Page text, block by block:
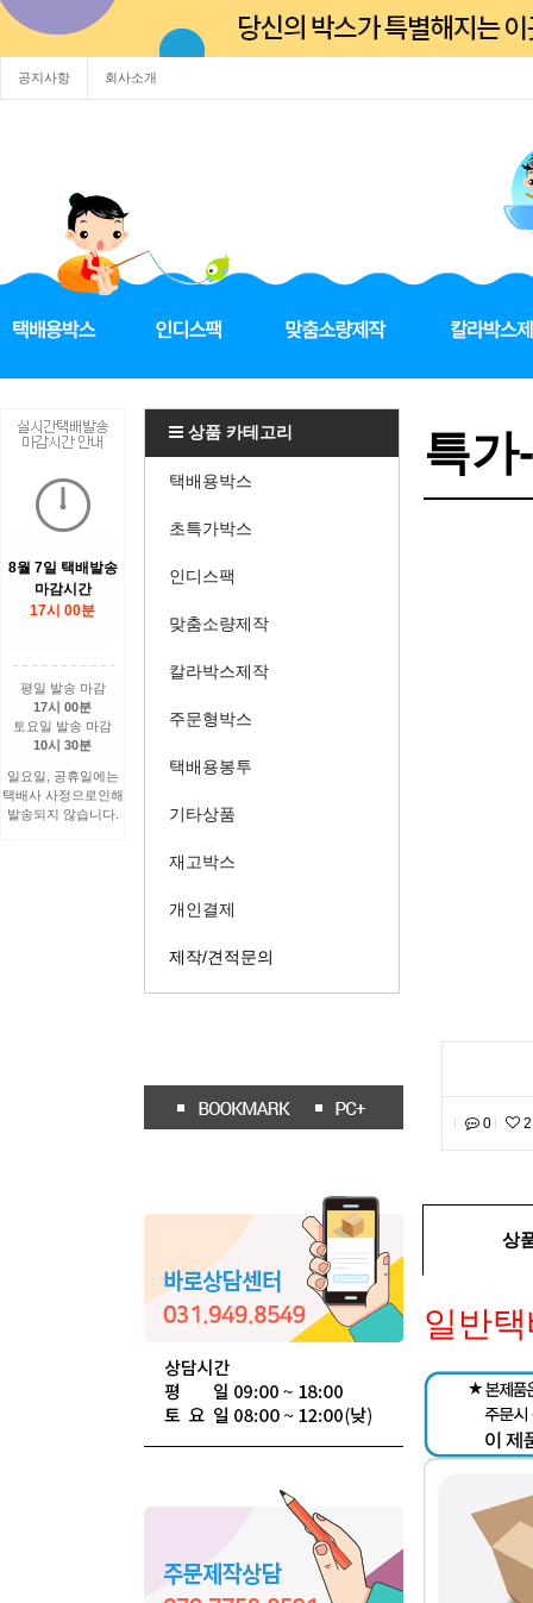
공지사항 회사소개
8월 7일 택배발송
마감시간
17시 00분
평일 발송 마감
17시 00분
토요일 발송 마감
10시 30분
일요일, 공휴일에는
택배사 사정으로인해
발송되지 않습니다.
상품 카테고리
택배용박스
초특가박스
인디스팩
맞춤소량제작
칼라박스제작
주문형박스
택배용봉투
기타상품
재고박스
개인결제
제작/견적문의
특
0 2
상
일반